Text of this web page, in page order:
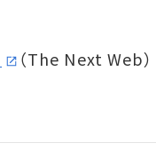
（The Next Web）